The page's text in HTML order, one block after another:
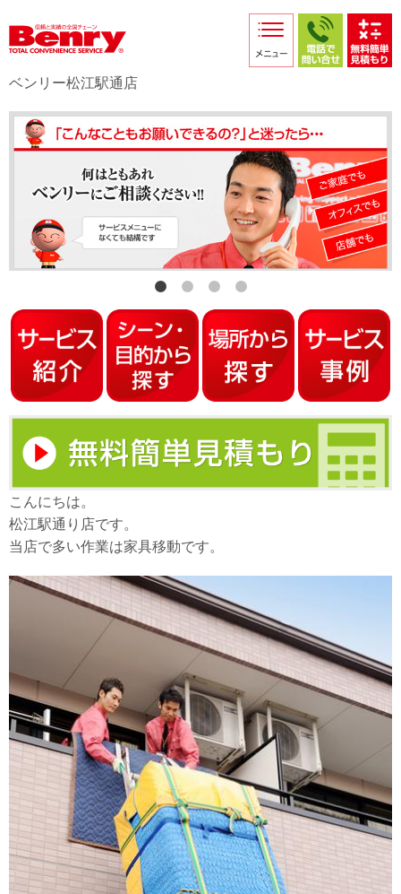
採用情報
店舗からのお知らせ
店舗日記
スタッフ紹介
プライバシーポリシー
本部スマホサイト
ベンリー松江駅通店
こんにちは。
松江駅通り店です。
当店で多い作業は家具移動です。